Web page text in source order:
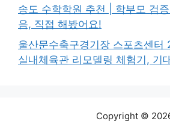
송도 수학학원 추천 | 학부모 검
음, 직접 해봤어요!
울산문수축구경기장 스포츠센터
실내체육관 리모델링 체험기, 기
Copyright ©